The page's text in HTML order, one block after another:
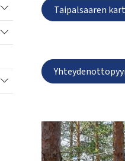
Vaihda alasvetovalikkoa
Vaihda alasvetovalikkoa
Vaihda alasvetovalikkoa
Taipalsaaren